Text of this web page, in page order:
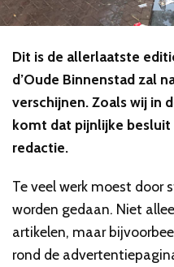
Dit is de allerlaatste
d’Oude Binnenstad zal
verschijnen. Zoals wij in
komt dat pijnlijke
redactie.
Te veel werk moest door
worden gedaan. Niet
artikelen, maar
rond de